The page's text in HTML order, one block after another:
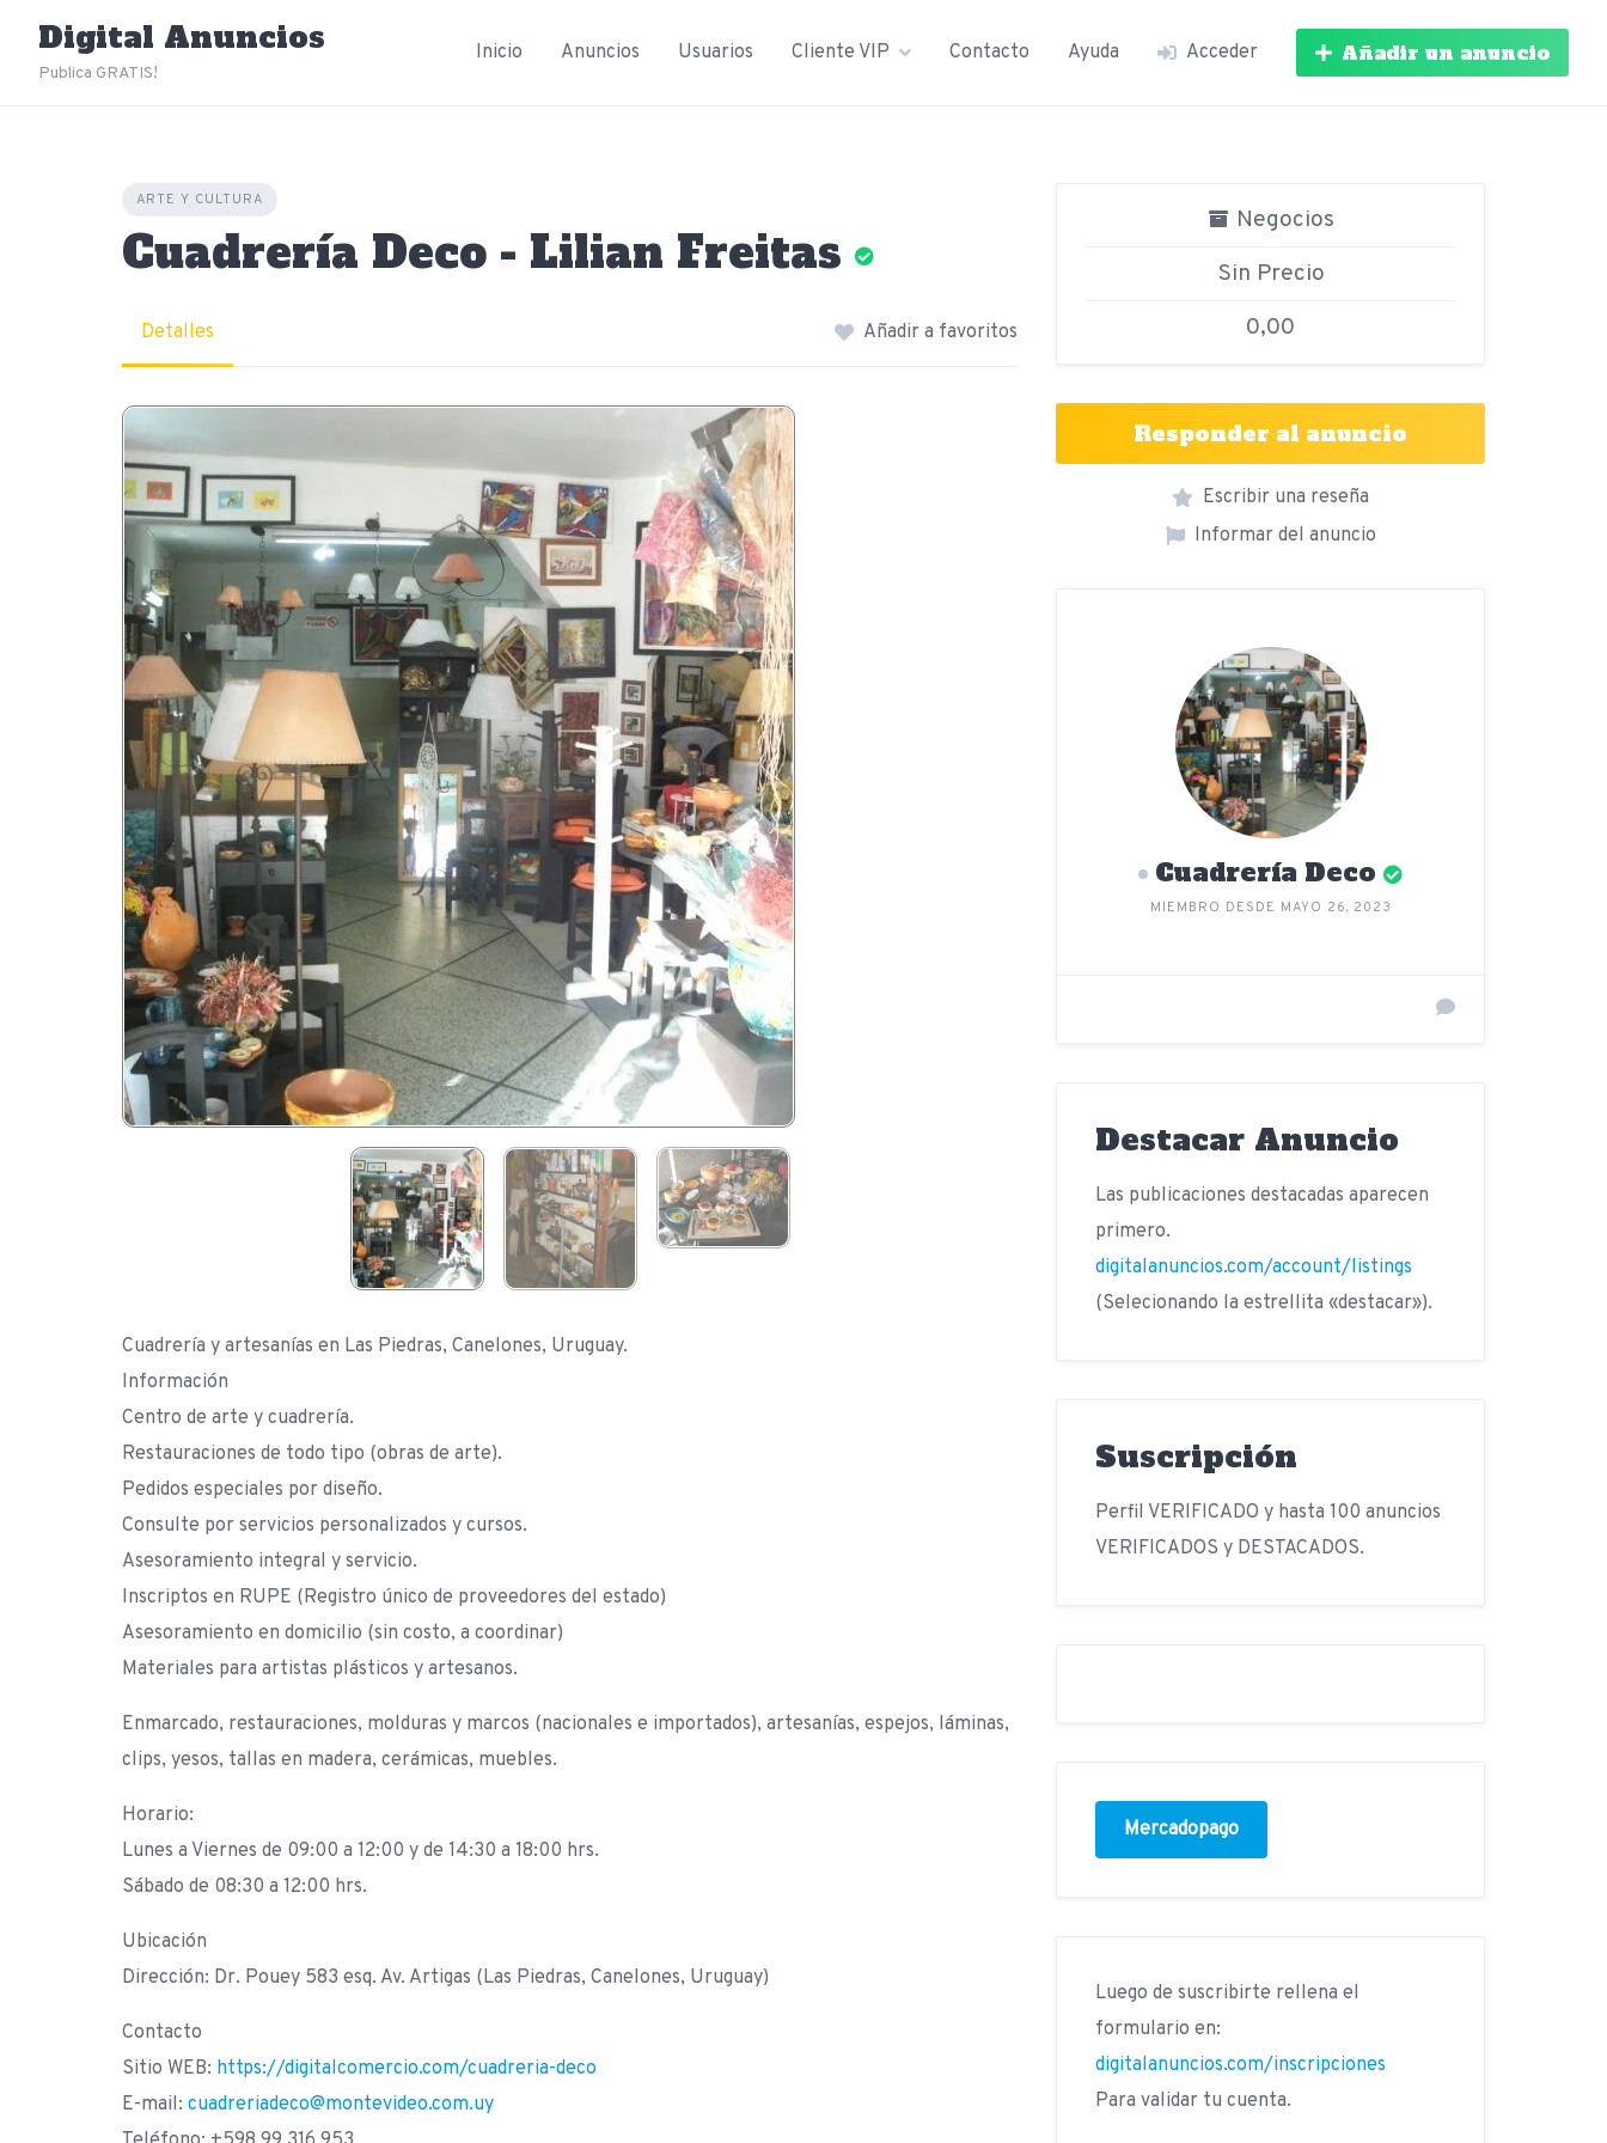
content
Digital Anuncios
Publica GRATIS!
Inicio Anuncios Usuarios Cliente VIP Contacto Ayuda Acceder Añadir un anuncio
ARTE Y CULTURA
Cuadrería Deco - Lilian Freitas
Detalles Añadir a favoritos
Cuadrería y artesanías en Las Piedras, Canelones, Uruguay.
Información
Centro de arte y cuadrería.
Restauraciones de todo tipo (obras de arte).
Pedidos especiales por diseño.
Consulte por servicios personalizados y cursos.
Asesoramiento integral y servicio.
Inscriptos en RUPE (Registro único de proveedores del estado)
Asesoramiento en domicilio (sin costo, a coordinar)
Materiales para artistas plásticos y artesanos.
Enmarcado, restauraciones, molduras y marcos (nacionales e importados), artesanías, espejos, láminas,
clips, yesos, tallas en madera, cerámicas, muebles.
Horario:
Lunes a Viernes de 09:00 a 12:00 y de 14:30 a 18:00 hrs.
Sábado de 08:30 a 12:00 hrs.
Ubicación
Dirección: Dr. Pouey 583 esq. Av. Artigas (Las Piedras, Canelones, Uruguay)
Contacto
Sitio WEB: https://digitalcomercio.com/cuadreria-deco
E-mail: cuadreriadeco@montevideo.com.uy
Negocios
Sin Precio
0,00
Responder al anuncio
Escribir una reseña
Informar del anuncio
Cuadrería Deco
MIEMBRO DESDE MAYO 26, 2023
Destacar Anuncio
Las publicaciones destacadas aparecen
primero.
digitalanuncios.com/account/listings
(Selecionando la estrellita «destacar»).
Suscripción
Perfil VERIFICADO y hasta 100 anuncios
VERIFICADOS y DESTACADOS.
Mercadopago
Luego de suscribirte rellena el
formulario en:
digitalanuncios.com/inscripciones
Para validar tu cuenta.